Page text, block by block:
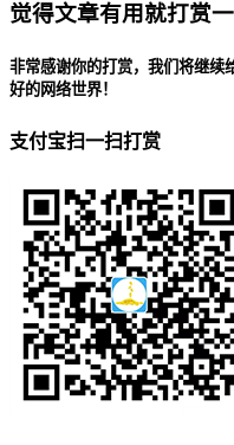
觉得文章有用就打赏
非常感谢你的打赏，我们将继续
好的网络世界！
支付宝扫一扫打赏